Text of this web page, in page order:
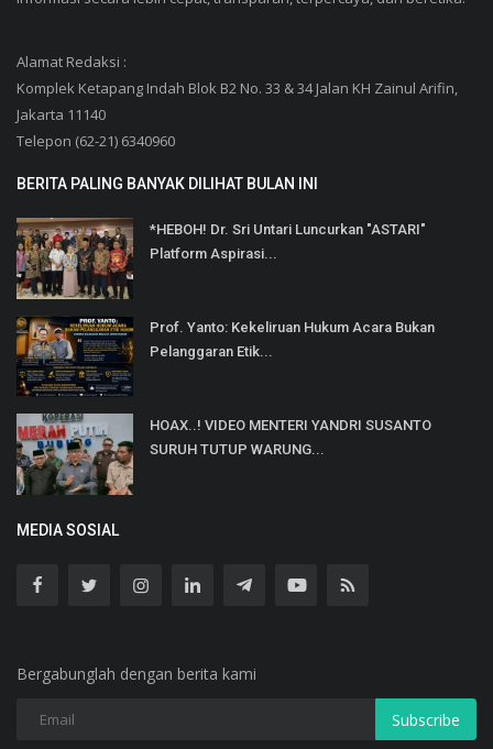
Alamat Redaksi :
Komplek Ketapang Indah Blok B2 No. 33 & 34 Jalan KH Zainul Arifin,
Jakarta 11140
Telepon (62-21) 6340960
BERITA PALING BANYAK DILIHAT BULAN INI
*HEBOH! Dr. Sri Untari Luncurkan "ASTARI"
Platform Aspirasi...
Prof. Yanto: Kekeliruan Hukum Acara Bukan
Pelanggaran Etik...
HOAX..! VIDEO MENTERI YANDRI SUSANTO
SURUH TUTUP WARUNG...
MEDIA SOSIAL
Bergabunglah dengan berita kami
Subscribe